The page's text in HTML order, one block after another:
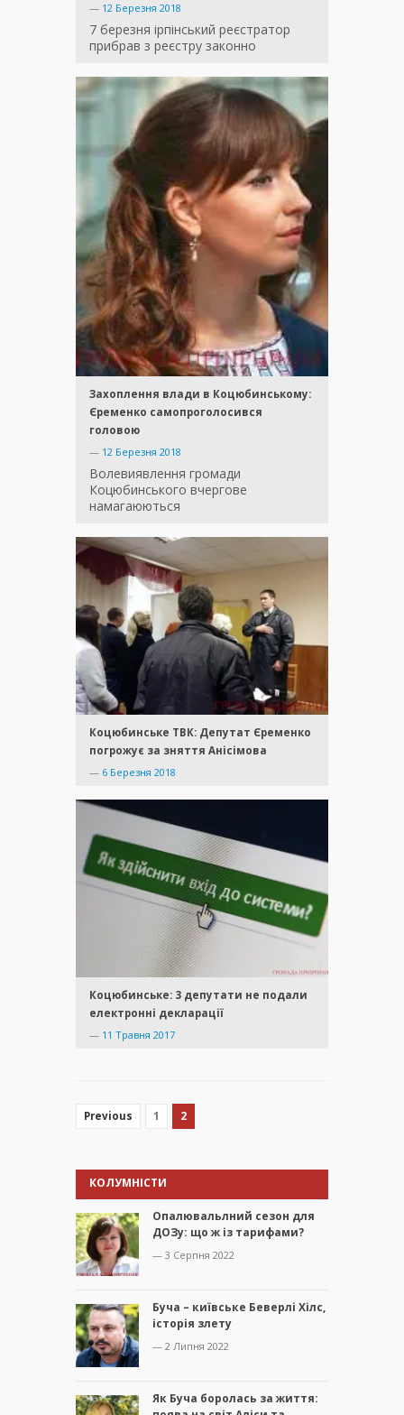
— 12 Березня 2018
7 березня ірпінський реєстратор
прибрав з реєстру законно
Захоплення влади в Коцюбинському:
Єременко самопроголосився
головою
— 12 Березня 2018
Волевиявлення громади
Коцюбинського вчергове
намагаюються
Коцюбинське ТВК: Депутат Єременко
погрожує за зняття Анісімова
— 6 Березня 2018
Коцюбинське: 3 депутати не подали
електронні декларації
— 11 Травня 2017
Previous 1 2
КОЛУМНІСТИ
Опалювальлний сезон для
ДОЗу: що ж із тарифами?
— 3 Серпня 2022
Буча – київське Беверлі Хілс,
історія злету
— 2 Липня 2022
Як Буча боролась за життя: